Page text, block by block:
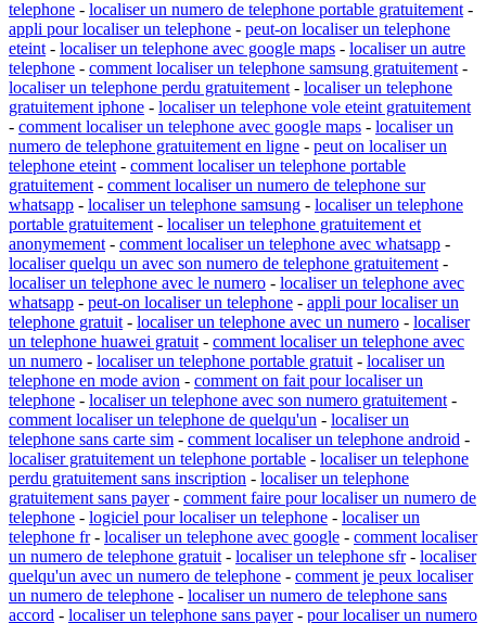
telephone - localiser un numero de telephone portable gratuitement -
appli pour localiser un telephone - peut-on localiser un telephone
eteint - localiser un telephone avec google maps - localiser un autre
telephone - comment localiser un telephone samsung gratuitement -
localiser un telephone perdu gratuitement - localiser un telephone
gratuitement iphone - localiser un telephone vole eteint gratuitement
- comment localiser un telephone avec google maps - localiser un
numero de telephone gratuitement en ligne - peut on localiser un
telephone eteint - comment localiser un telephone portable
gratuitement - comment localiser un numero de telephone sur
whatsapp - localiser un telephone samsung - localiser un telephone
portable gratuitement - localiser un telephone gratuitement et
anonymement - comment localiser un telephone avec whatsapp -
localiser quelqu un avec son numero de telephone gratuitement -
localiser un telephone avec le numero - localiser un telephone avec
whatsapp - peut-on localiser un telephone - appli pour localiser un
telephone gratuit - localiser un telephone avec un numero - localiser
un telephone huawei gratuit - comment localiser un telephone avec
un numero - localiser un telephone portable gratuit - localiser un
telephone en mode avion - comment on fait pour localiser un
telephone - localiser un telephone avec son numero gratuitement -
comment localiser un telephone de quelqu'un - localiser un
telephone sans carte sim - comment localiser un telephone android -
localiser gratuitement un telephone portable - localiser un telephone
perdu gratuitement sans inscription - localiser un telephone
gratuitement sans payer- comment faire pour localiser un numero de
telephone - logiciel pour localiser un telephone - localiser un
telephone fr- localiser un telephone avec google - comment localiser
un numero de telephone gratuit - localiser un telephone sfr- localiser
quelqu'un avec un numero de telephone - comment je peux localiser
un numero de telephone - localiser un numero de telephone sans
accord - localiser un telephone sans payer- pour localiser un numero